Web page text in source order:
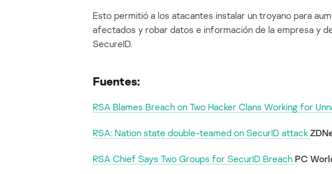
Esto permitió a los atacantes instalar un troyano para
afectados y robar datos e información de la empresa y
SecureID.
Fuentes:
RSA Blames Breach on Two Hacker Clans Working for
RSA: Nation state double-teamed on SecurID attack
RSA Chief Says Two Groups for SecurID Breach PC